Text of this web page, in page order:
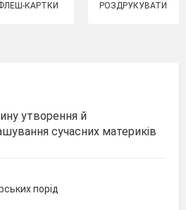
КАРТКИ РОЗДРУКУВАТИ
утворення й
сучасних материків
порід